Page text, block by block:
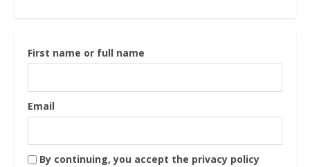
First name or full name
Email
By continuing, you accept the privacy policy